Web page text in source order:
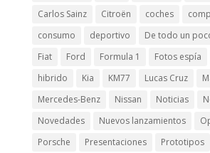
Carlos Sainz
Citroën coches
consumo
deportivo De todo un
Fiat
Ford Formula 1 Fotos espía
hibrido
Kia KM77 Lucas Cruz
Mercedes-Benz
Nissan Noticias
Novedades
Nuevos lanzamientos
Porsche
Presentaciones
Prototipos